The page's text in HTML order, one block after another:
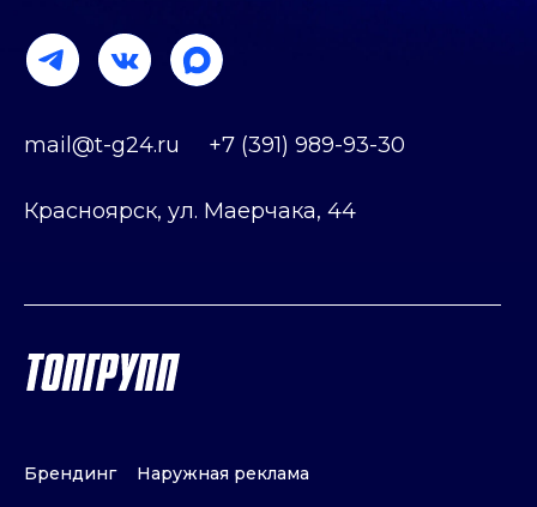
mail@t-g24.ru +7 (391) 989-93-30
Красноярск, ул. Маерчака, 44
Брендинг Наружная реклама